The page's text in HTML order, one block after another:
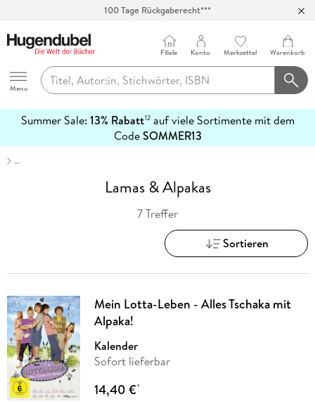
100 Tage Rückgaberecht***
Hugendubel
Menu
Filiale Konto Merkzettel Warenkorb
Summer Sale: 13% Rabatt12auf viele Sortimente mit dem
CodeSOMMER13
erfahren
…
Lamas & Alpakas
7 Treffer
Sortieren
Mein Lotta-Leben - Alles Tschaka mit
Alpaka!
Kalender
Sofort lieferbar
14,40 €*